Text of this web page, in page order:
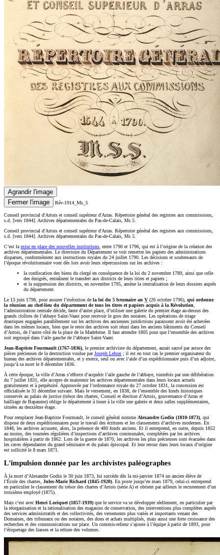
Agrandir l'image
Fermer l'image
Rév-1914_Ms_5
Conseil provincial d'Artois et conseil supérieur d'Arras. Répertoire général des registres aux commissions,
s.d. [vers 1844]. Archives départementales du Pas-de-Calais, Ms 5.
Conseil provincial d'Artois et conseil supérieur d'Arras. Répertoire général des registres aux commissions,
s.d. [vers 1844]. Archives départementales du Pas-de-Calais, Ms 5.
C’est la mise en place des nouvelles institutions , entre 1790 et 1796, qui est à l’origine de la création des
archives départementales. Le directoire du Département se voit remettre les papiers des administrations
disparues, conformément aux instructions royales du 24 juillet 1790. Les décisions et soubresauts de
l’époque révolutionnaire vont dès lors avoir leurs répercussions sur les archives :
la confiscation des biens du clergé en conséquence de la loi du 2 novembre 1789, ainsi que celle
des émigrés, entraînent le transfert aux districts de leurs titres et papiers ;
et la suppression des districts, en novembre 1795, amène la centralisation de leurs dossiers auprès
du département.
Le 13 juin 1798, pour assurer l’exécution de la loi du 5 brumaire an V (26 octobre 1796), qui ordonne
la réunion au chef-lieu du département de tous les titres et papiers acquis à la Révolution
l’administration centrale décide, faute d’autre place, d’utiliser une galerie du premier étage au-dessus des
grands cloîtres de l’abbaye Saint-Vaast pour recevoir le gros des notaires. Les opérations de triage
drastiques engagées parallèlement sur les archives des anciennes juridictions paraissent avoir été achevées
dans les mêmes locaux, bien que le reste des archives soit réuni dans les anciens bâtiments du Conseil
d’Artois, de l’autre côté de la place de la Madeleine. Il faut attendre 1805 pour que l’ensemble des archives
soit regroupé dans l’aile gauche de l’abbaye Saint-Vaast.
Jean-Baptiste Fourmault (1767-1836) , le premier archiviste du département, aurait sauvé par astuce des
pièces précieuses de la destruction voulue parJoseph Lebon ; il est en tout cas le premier organisateur du
bureau des archives départementales, et y exerce, seul ou avec l’aide d’un expéditionnaire puis d’un adjoint,
jusqu’à sa mort le 8 décembre 1836.
À cette époque, la ville d’Arras s’efforce d’acquérir l’aile gauche de l’abbaye, toutefois par une délibération
du 7 juillet 1831, elle accepte de maintenir les archives départementales dans leurs locaux actuels
gratuitement et à perpétuité. Approuvée par l’ordonnance royale du 27 octobre 1831, la concession est
officialisée le 31 décembre suivant. Mais le versement, en 1838, de l’ensemble des fonds historiques
conservés au palais de justice (trésor des chartes, Conseil et élection d’Artois, gouvernance d’Arras et
bailliage de Bapaume) oblige le département à louer à la ville une galerie et deux salles supplémentaires,
situées au deuxième étage.
Pour remplacer Jean-Baptiste Fourmault, le conseil général nomme Alexandre Godin (1810-1873) , qui
dispose de deux expéditionnaires pour le travail des écritures et les classements d’archives modernes. En
1848, les archives accusent, alors, la présence de 480 fonds anciens. Et il entreprend, en outre, depuis 1852
au moins, des tournées régulières d’inspections d’archives communales, complétées par les archives
hospitalières à partir de 1862. Lors de la guerre de 1870, les archives les plus précieuses sont évacuées dans
les caves dépendantes du grand séminaire et du palais épiscopal. Et leur retour dans leurs locaux d’origine
est sollicité le 8 mars 1871.
L'impulsion donnée par les archivistes paléographes
À la mort d’Alexandre Godin le 30 juin 1873, lui succède dès la mi-janvier 1874 un ancien élève de
l’École des chartes, Jules-Marie Richard (1845-1920) . En poste jusqu’en mars 1879, celui-ci entreprend
en particulier le classement du trésor des chartes d’Artois (série A) et obtient par ailleurs le recrutement d’un
troisième employé (1875).
Mais c’est avec Henri Loriquet (1857-1939) que le service va se développer réellement, en particulier par
la réorganisation et la rationalisation des magasins de conservation, des interventions plus complètes auprès
des services administratifs et des collectivités, des versements plus variés et importants venant des
Domaines, des tribunaux ou des notaires, des dons et achats multipliés, mais aussi une forte croissance des
recherches et des communications sur place. Un commis-relieur s’ajoute à l’équipe à partir de 1893, pour
l’étiquetage des liasses et la reliure des volumes.